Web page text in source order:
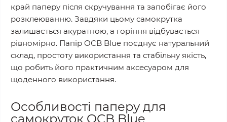
край паперу після скручування та запобігає його
розклеюванню. Завдяки цьому самокрутка
залишається акуратною, а горіння відбувається
рівномірно. Папір OCB Blue поєднує натуральний
склад, простоту використання та стабільну якість,
що робить його практичним аксесуаром для
щоденного використання.
Особливості паперу для
самокруток OCB Blue